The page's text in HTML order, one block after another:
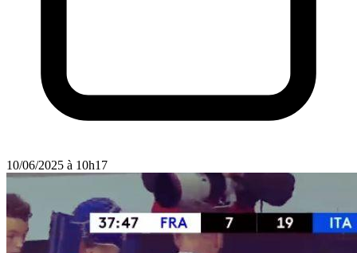
10/06/2025 à 10h17